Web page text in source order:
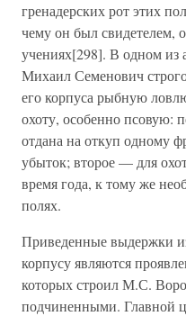
гренадерских рот этих
чему он был свидетелем,
учениях[298]. В одном из
Михаил Семенович
его корпуса рыбную
охоту, особенно псовую:
отдана на откуп одному
убыток; второе — для
время года, к тому же
полях.
Приведенные выдержки
корпусу являются
которых строил М.С.
подчиненными. Главной